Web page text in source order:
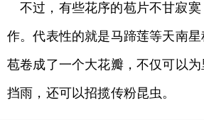
不过，有些花序的苞片不甘寂
作。代表性的就是马蹄莲等天南
苞卷成了一个大花瓣，不仅可以
挡雨，还可以招揽传粉昆虫。